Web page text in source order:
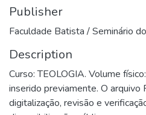
Publisher
Faculdade Batista / Seminário
Description
Curso: TEOLOGIA. Volume
inserido previamente. O arquivo
digitalização, revisão e